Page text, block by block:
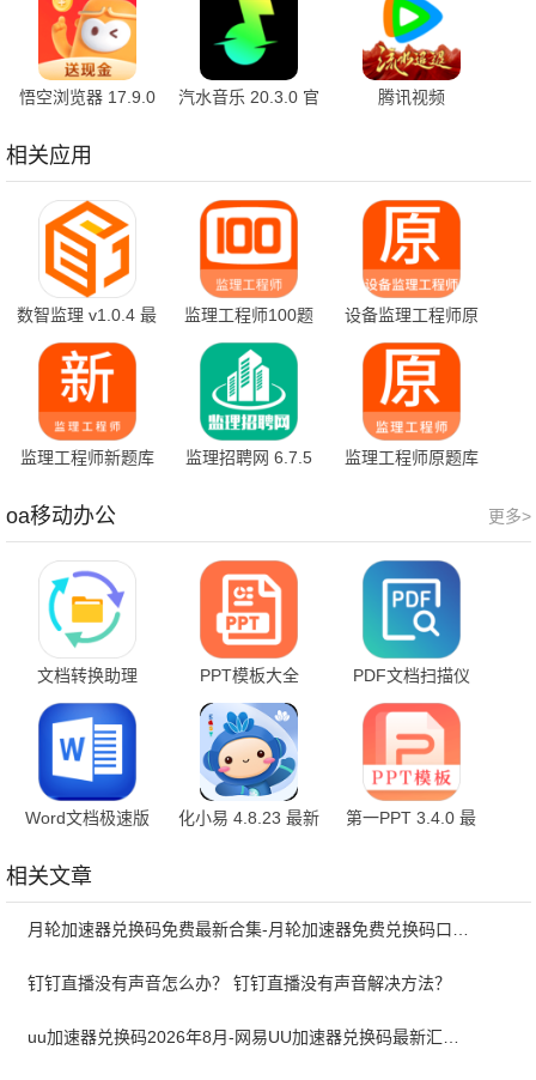
悟空浏览器 17.9.0
汽水音乐 20.3.0 官
腾讯视频
相关应用
数智监理 v1.0.4 最
新版
监理工程师100题
库 1.5.0 最新版
设备监理工程师原
题库 1.5.0
监理工程师新题库
监理招聘网 6.7.5
监理工程师原题库
更多>
oa移动办公
文档转换助理
V2.0.6
PPT模板大全
1.2.6
PDF文档扫描仪
23.07.03 最新版
Word文档极速版
化小易 4.8.23 最新
第一PPT 3.4.0 最
相关文章
钉钉直播没有声音怎么办？ 钉钉直播没有声音解决方法？